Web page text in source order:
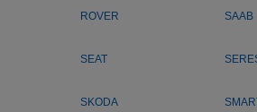
ROVER SAAB
SEAT
SKODA